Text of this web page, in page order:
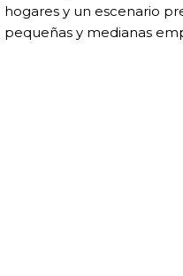
hogares y un escenario
pequeñas y medianas